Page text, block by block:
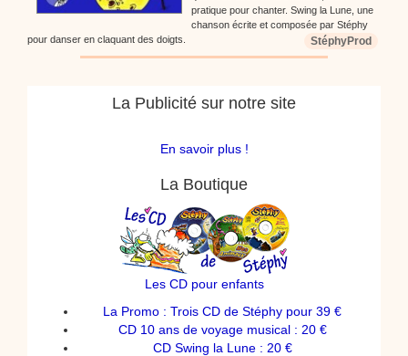
pratique pour chanter. Swing la Lune, une
chanson écrite et composée par Stéphy
pour danser en claquant des doigts.
StéphyProd
La Publicité sur notre site
En savoir plus !
La Boutique
Les CD pour enfants
La Promo : Trois CD de Stéphy pour 39 €
CD 10 ans de voyage musical : 20 €
CD Swing la Lune : 20 €